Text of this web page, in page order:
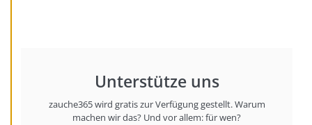
Unterstütze uns
zauche365 wird gratis zur Verfügung gestellt. Warum
machen wir das? Und vor allem: für wen?